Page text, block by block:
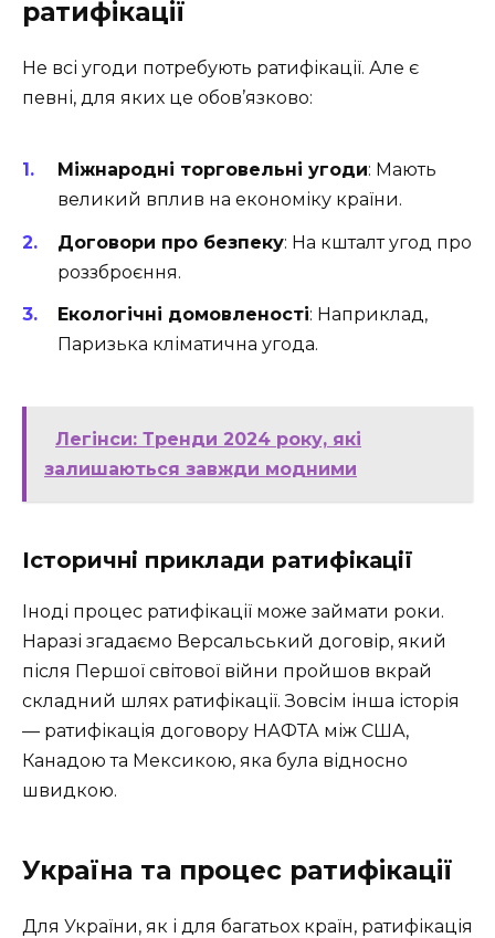
ратифікації
Не всі угоди потребують ратифікації. Але є
певні, для яких це обов’язково:
Міжнародні торговельні угоди: Мають
великий вплив на економіку країни.
Договори про безпеку: На кшталт угод про
роззброєння.
Екологічні домовленості: Наприклад,
Паризька кліматична угода.
Легінси: Тренди 2024 року, які
залишаються завжди модними
Історичні приклади ратифікації
Іноді процес ратифікації може займати роки.
Наразі згадаємо Версальський договір, який
після Першої світової війни пройшов вкрай
складний шлях ратифікації. Зовсім інша історія
— ратифікація договору НАФТА між США,
Канадою та Мексикою, яка була відносно
швидкою.
Україна та процес ратифікації
Для України, як і для багатьох країн, ратифікація